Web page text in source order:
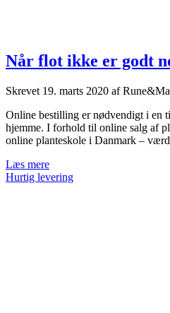
Når flot ikke er godt
Skrevet 19. marts 2020 af
Online bestilling er nødvendigt i en
hjemme. I forhold til online salg af
online planteskole i Danmark –
Læs mereNår
flot
Hurtig levering